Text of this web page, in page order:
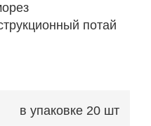
потай
в упаковке 20 шт